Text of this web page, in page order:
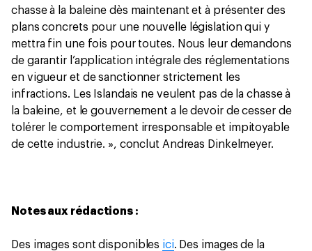
chasse à la baleine dès maintenant et à présenter des
plans concrets pour une nouvelle législation qui y
mettra fin une fois pour toutes. Nous leur demandons
de garantir l’application intégrale des réglementations
en vigueur et de sanctionner strictement les
infractions. Les Islandais ne veulent pas de la chasse à
la baleine, et le gouvernement a le devoir de cesser de
tolérer le comportement irresponsable et impitoyable
de cette industrie. », conclut Andreas Dinkelmeyer.
Notes aux rédactions :
Des images sont disponibles ici. Des images de la